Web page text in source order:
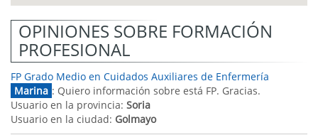
OPINIONES SOBRE FORMACIÓN
PROFESIONAL
FP Grado Medio en Cuidados Auxiliares de Enfermería
Marina : Quiero información sobre está FP. Gracias.
Usuario en la provincia: Soria
Usuario en la ciudad: Golmayo